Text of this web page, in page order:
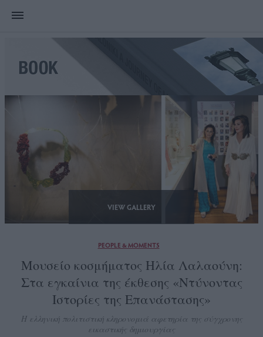
VIEW GALLERY
PEOPLE & MOMENTS
Mουσείο κοσμήματος Ηλία Λαλαούνη:
Στα εγκαίνια της έκθεσης «Ντύνοντας
Ιστορίες της Επανάστασης»
Η ελληνική πολιτιστική κληρονομιά αφετηρία της σύγχρονης
εικαστικής δημιουργίας